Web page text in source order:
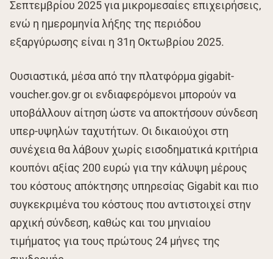
Σεπτεμβρίου 2025 για μικρομεσαίες επιχειρήσεις,
ενώ η ημερομηνία λήξης της περιόδου
εξαργύρωσης είναι η 31η Οκτωβρίου 2025.
Ουσιαστικά, μέσα από την πλατφόρμα gigabit-
voucher.gov.gr οι ενδιαφερόμενοι μπορούν να
υποβάλλουν αίτηση ώστε να αποκτήσουν σύνδεση
υπερ-υψηλών ταχυτήτων. Οι δικαιούχοι στη
συνέχεια θα λάβουν χωρίς εισοδηματικά κριτήρια
κουπόνι αξίας 200 ευρώ για την κάλυψη μέρους
του κόστους απόκτησης υπηρεσίας Gigabit και πιο
συγκεκριμένα του κόστους που αντιστοιχεί στην
αρχική σύνδεση, καθώς και του μηνιαίου
τιμήματος για τους πρώτους 24 μήνες της